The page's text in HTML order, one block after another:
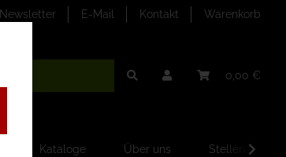
Newsletter E-Mail Kontakt Warenkorb
0,00 €
Kataloge Über uns